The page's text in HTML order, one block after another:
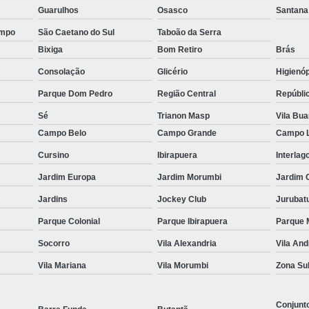
Manutenção Aparelhos de Academia
Manutenção de Equipamentos Academia
Manutenção em Equipamentos de Academia
Manutenção Equipamentos de Academia
Serviço de
Multi Estação W4
Multi Estação Academia Multi
Funcional
Multi Estação Musculação Multi
para Musculação
Multi Estação Performer Multi
Venda de Equipamento para Academia
Venda
Venda de
Venda Equipamentos para Academia de Condomínios
Guarulhos Osasco
São Caetano do Sul
Taboão da Serra
Bixiga Bom Retiro Brás
Consolação Glicério
Parque Dom Pedro Região Central
Sé Trianon Masp
Vila
Campo Belo Campo Grande Campo
Cursino Ibirapuera
Jardim Europa Jardim Morumbi Jardim
Jardins Jockey Club
Parque Colonial Parque Ibirapuera Parque
Socorro Vila Alexandria Vila
Vila Mariana Vila Morumbi Zona Sul